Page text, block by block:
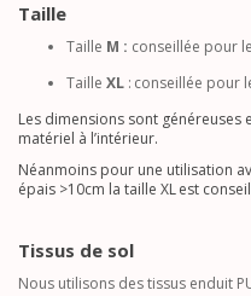
Taille
Taille M : conseillée pour
Taille XL : conseillée pour
Les dimensions sont
matériel à l’intérieur.
Néanmoins pour une utilisation
épais >10cm la taille XL est
Tissus de sol
Nous utilisons des tissus enduit